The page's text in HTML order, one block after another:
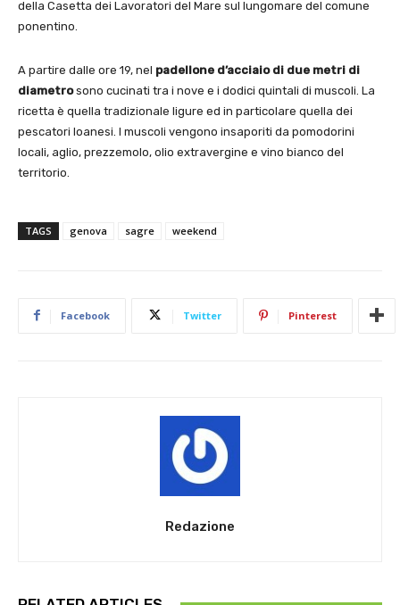
della Casetta dei Lavoratori del Mare sul lungomare del comune
ponentino.
A partire dalle ore 19, nel padellone d’acciaio di due metri di
diametrosono cucinati tra i nove e i dodici quintali di muscoli. La
ricetta è quella tradizionale ligure ed in particolare quella dei
pescatori loanesi. I muscoli vengono insaporiti da pomodorini
locali, aglio, prezzemolo, olio extravergine e vino bianco del
territorio.
TAGS genova sagre weekend
Facebook Twitter Pinterest
Redazione